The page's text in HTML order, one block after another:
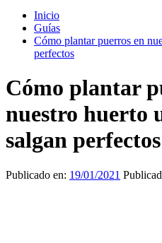
Inicio
Guías
Cómo plantar puerros en
perfectos
Cómo plantar
nuestro huerto
salgan perfectos
Publicado en: 19/01/2021